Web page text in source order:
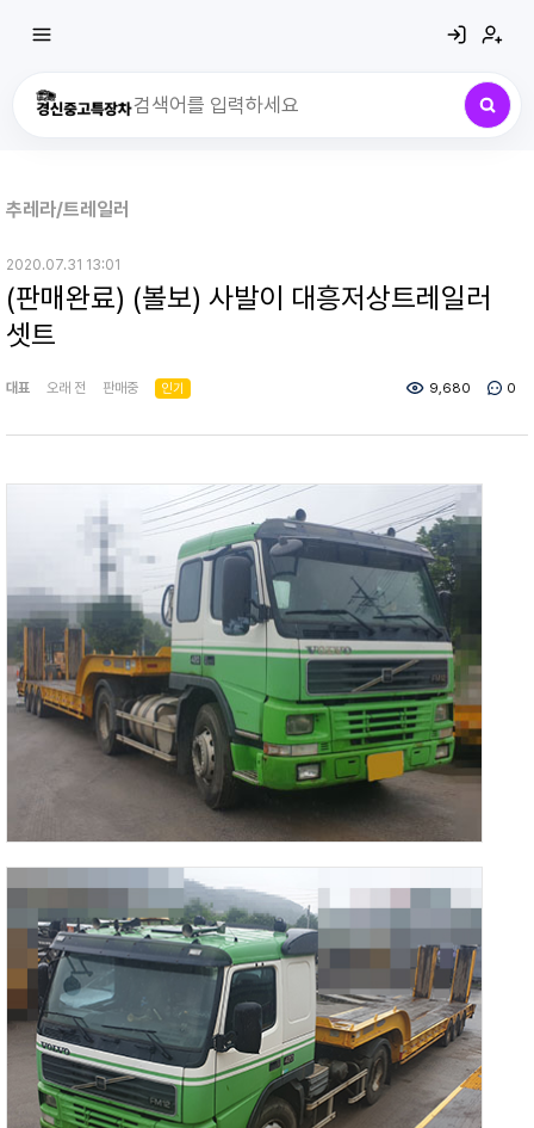
추레라/트레일러
2020.07.31 13:01
(판매완료) (볼보) 사발이 대흥저상트레일러
셋트
대표 오래 전 판매중 인기 9,680 0